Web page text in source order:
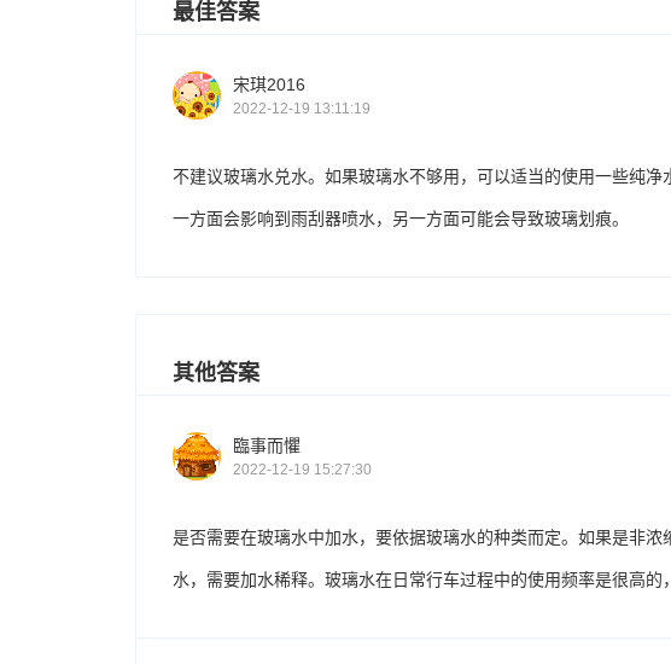
最佳答案
宋琪2016
2022-12-19 13:11:19
不建议玻璃水兑水。如果玻璃水不够用，可以适当的使用一些纯净
一方面会影响到雨刮器喷水，另一方面可能会导致玻璃划痕。
其他答案
臨事而懼
2022-12-19 15:27:30
是否需要在玻璃水中加水，要依据玻璃水的种类而定。如果是非
水，需要加水稀释。玻璃水在日常行车过程中的使用频率是很高的